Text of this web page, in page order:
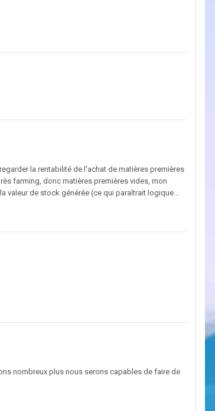
la rentabilité de l'achat de matières premières
farming, donc matières premières vides, mon
valeur de stock générée (ce qui paraîtrait logique...
nombreux plus nous serons capables de faire de